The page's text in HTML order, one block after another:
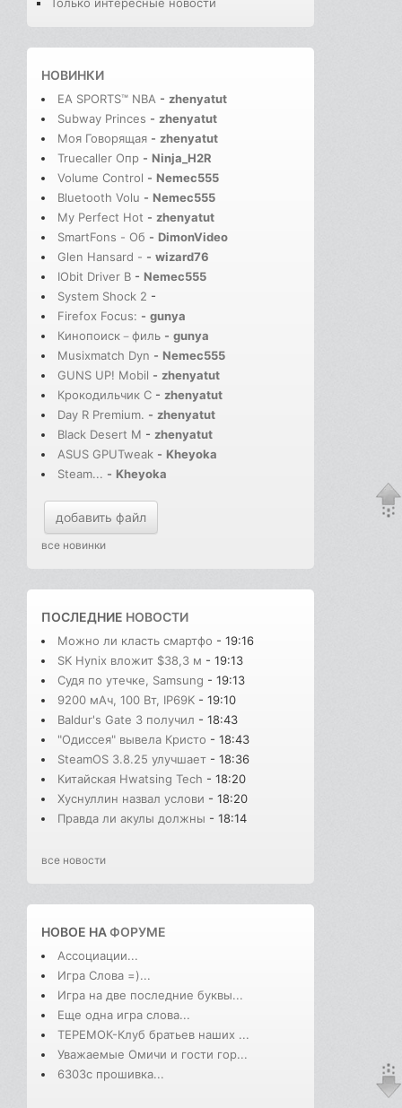
Только интересные новости
НОВИНКИ
EA SPORTS™ NBA - zhenyatut
Subway Princes - zhenyatut
Моя Говорящая - zhenyatut
Truecaller Опр - Ninja_H2R
Volume Control - Nemec555
Bluetooth Volu - Nemec555
My Perfect Hot - zhenyatut
SmartFons - Об - DimonVideo
Glen Hansard - - wizard76
IObit Driver B - Nemec555
System Shock 2 -
Firefox Focus: - gunya
Кинопоиск－филь - gunya
Musixmatch Dyn - Nemec555
GUNS UP! Mobil - zhenyatut
Крокодильчик С - zhenyatut
Day R Premium. - zhenyatut
Black Desert M - zhenyatut
ASUS GPUTweak - Kheyoka
Steam... - Kheyoka
добавить файл
все новинки
ПОСЛЕДНИЕ НОВОСТИ
Можно ли класть смартфо - 19:16
SK Hynix вложит $38,3 м - 19:13
Судя по утечке, Samsung - 19:13
9200 мАч, 100 Вт, IP69K - 19:10
Baldur's Gate 3 получил - 18:43
"Одиссея" вывела Кристо - 18:43
SteamOS 3.8.25 улучшает - 18:36
Китайская Hwatsing Tech - 18:20
Хуснуллин назвал услови - 18:20
Правда ли акулы должны - 18:14
все новости
НОВОЕ НАФОРУМЕ
Ассоциации...
Игра Слова =)...
Игра на две последние буквы...
Еще одна игра слова...
ТЕРЕМОК-Клуб братьев наших ...
Уважаемые Омичи и гости гор...
6303с прошивка...